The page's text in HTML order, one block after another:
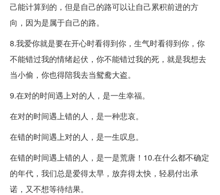
己能计算到的，但是自己的路可以让自己累积前进的方
向，因为是属于自己的路。
8.我爱你就是要在开心时看得到你，生气时看得到你，你
不能错过我的情绪起伏，你不能错过我的死，就是我想去
当小偷，你也得陪我去当鸳鸯大盗。
9.在对的时间遇上对的人，是一生幸福。
在对的时间遇上错的人，是一种悲哀。
在错的时间遇上对的人，是一生叹息。
在错的时间遇上错的人，是一是荒唐！10.在什么都不确定
的年代，我们总是爱得太早，放弃得太快，轻易付出承
诺，又不想等待结果。